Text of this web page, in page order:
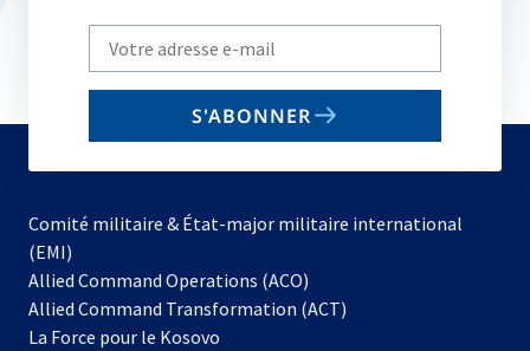
Write
your
email
S'ABONNER
Comité militaire & État-major militaire international
(EMI)
Allied Command Operations (ACO)
dans
Allied Command Transformation (ACT)
La Force pour le Kosovo